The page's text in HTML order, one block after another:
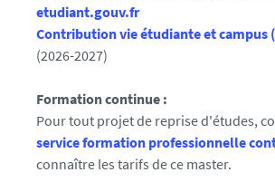
etudiant.gouv.fr
Contribution vie étudiante et campus
(2026-2027)
Formation continue :
Pour tout projet de reprise d'études,
service formation professionnelle
connaître les tarifs de ce master.